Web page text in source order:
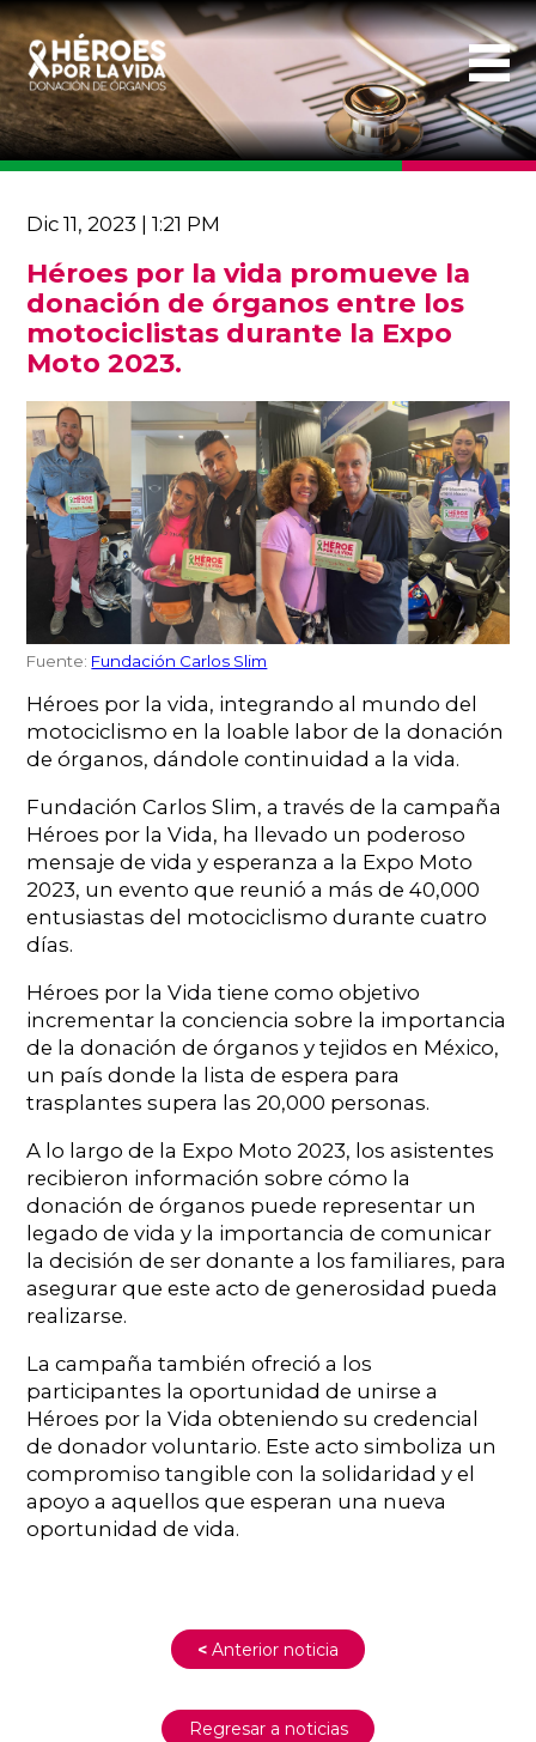
Dic 11, 2023 | 1:21 PM
Héroes por la vida promueve la
donación de órganos entre los
motociclistas durante la Expo
Moto 2023.
Fuente: Fundación Carlos Slim
Héroes por la vida, integrando al mundo del
motociclismo en la loable labor de la donación
de órganos, dándole continuidad a la vida.
Fundación Carlos Slim, a través de la campaña
Héroes por la Vida, ha llevado un poderoso
mensaje de vida y esperanza a la Expo Moto
2023, un evento que reunió a más de 40,000
entusiastas del motociclismo durante cuatro
días.
Héroes por la Vida tiene como objetivo
incrementar la conciencia sobre la importancia
de la donación de órganos y tejidos en México,
un país donde la lista de espera para
trasplantes supera las 20,000 personas.
A lo largo de la Expo Moto 2023, los asistentes
recibieron información sobre cómo la
donación de órganos puede representar un
legado de vida y la importancia de comunicar
la decisión de ser donante a los familiares, para
asegurar que este acto de generosidad pueda
realizarse.
La campaña también ofreció a los
participantes la oportunidad de unirse a
Héroes por la Vida obteniendo su credencial
de donador voluntario. Este acto simboliza un
compromiso tangible con la solidaridad y el
apoyo a aquellos que esperan una nueva
oportunidad de vida.
< Anterior noticia
Regresar a noticias